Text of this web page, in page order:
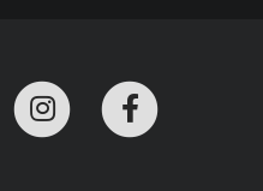
nosotros en Telegram
Twitter Instagram